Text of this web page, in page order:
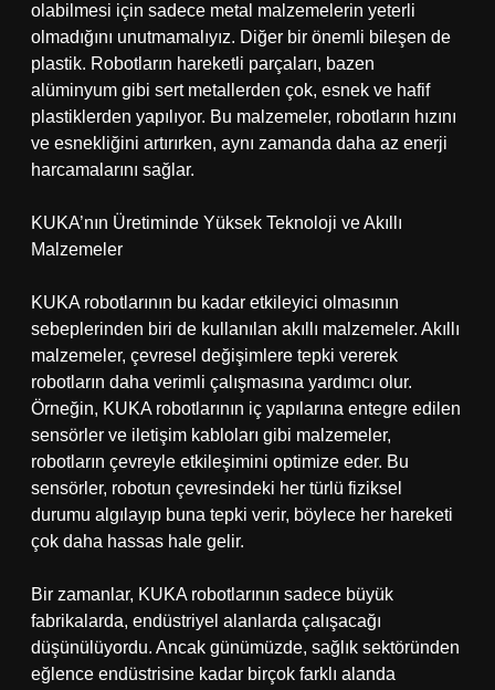
olabilmesi için sadece metal malzemelerin yeterli
olmadığını unutmamalıyız. Diğer bir önemli bileşen de
plastik. Robotların hareketli parçaları, bazen
alüminyum gibi sert metallerden çok, esnek ve hafif
plastiklerden yapılıyor. Bu malzemeler, robotların hızını
ve esnekliğini artırırken, aynı zamanda daha az enerji
harcamalarını sağlar.
KUKA’nın Üretiminde Yüksek Teknoloji ve Akıllı
Malzemeler
KUKA robotlarının bu kadar etkileyici olmasının
sebeplerinden biri de kullanılan akıllı malzemeler. Akıllı
malzemeler, çevresel değişimlere tepki vererek
robotların daha verimli çalışmasına yardımcı olur.
Örneğin, KUKA robotlarının iç yapılarına entegre edilen
sensörler ve iletişim kabloları gibi malzemeler,
robotların çevreyle etkileşimini optimize eder. Bu
sensörler, robotun çevresindeki her türlü fiziksel
durumu algılayıp buna tepki verir, böylece her hareketi
çok daha hassas hale gelir.
Bir zamanlar, KUKA robotlarının sadece büyük
fabrikalarda, endüstriyel alanlarda çalışacağı
düşünülüyordu. Ancak günümüzde, sağlık sektöründen
eğlence endüstrisine kadar birçok farklı alanda